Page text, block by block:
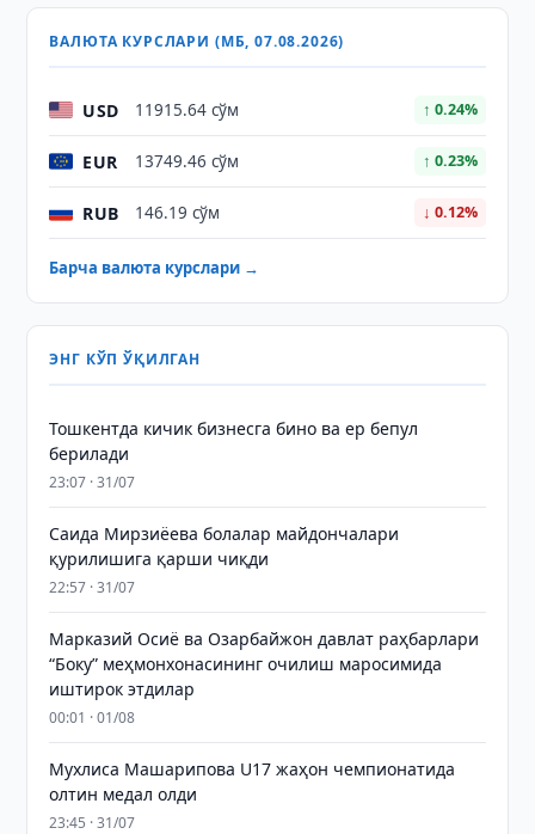
ВАЛЮТА КУРСЛАРИ (МБ, 07.08.2026)
USD 11915.64 сўм ↑ 0.24%
EUR 13749.46 сўм ↑ 0.23%
RUB 146.19 сўм ↓ 0.12%
Барча валюта курслари →
ЭНГ КЎП ЎҚИЛГАН
Тошкентда кичик бизнесга бино ва ер бепул
берилади
23:07 · 31/07
Саида Мирзиёева болалар майдончалари
қурилишига қарши чиқди
22:57 · 31/07
Марказий Осиё ва Озарбайжон давлат раҳбарлари
“Боку” меҳмонхонасининг очилиш маросимида
иштирок этдилар
00:01 · 01/08
Мухлиса Машарипова U17 жаҳон чемпионатида
олтин медал олди
23:45 · 31/07